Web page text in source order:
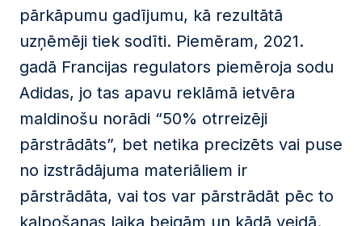
pārkāpumu gadījumu, kā rezultātā
uzņēmēji tiek sodīti. Piemēram, 2021.
gadā Francijas regulators piemēroja sodu
Adidas, jo tas apavu reklāmā ietvēra
maldinošu norādi “50% otrreizēji
pārstrādāts”, bet netika precizēts vai puse
no izstrādājuma materiāliem ir
pārstrādāta, vai tos var pārstrādāt pēc to
kalpošanas laika beigām un kādā veidā.